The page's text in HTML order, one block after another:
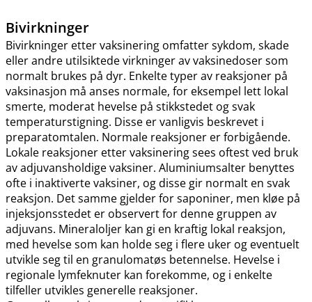
Bivirkninger
Bivirkninger etter vaksinering omfatter sykdom, skade
eller andre utilsiktede virkninger av vaksinedoser som
normalt brukes på dyr. Enkelte typer av reaksjoner på
vaksinasjon må anses normale, for eksempel lett lokal
smerte, moderat hevelse på stikkstedet og svak
temperaturstigning. Disse er vanligvis beskrevet i
preparatomtalen. Normale reaksjoner er forbigående.
Lokale reaksjoner etter vaksinering sees oftest ved bruk
av adjuvansholdige vaksiner. Aluminiumsalter benyttes
ofte i inaktiverte vaksiner, og disse gir normalt en svak
reaksjon. Det samme gjelder for saponiner, men kløe på
injeksjonsstedet er observert for denne gruppen av
adjuvans. Mineraloljer kan gi en kraftig lokal reaksjon,
med hevelse som kan holde seg i flere uker og eventuelt
utvikle seg til en granulomatøs betennelse. Hevelse i
regionale lymfeknuter kan forekomme, og i enkelte
tilfeller utvikles generelle reaksjoner.